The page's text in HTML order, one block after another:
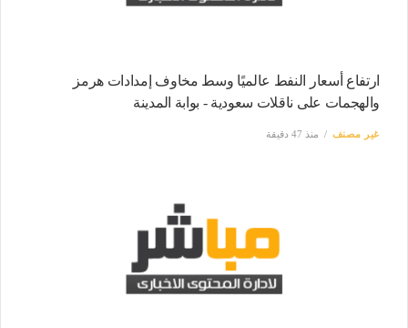
ارتفاع أسعار النفط عالميًا وسط مخاوف إمدادات هرمز
والهجمات على ناقلات سعودية - بوابة المدينة
غير مصنف منذ 47 دقيقة